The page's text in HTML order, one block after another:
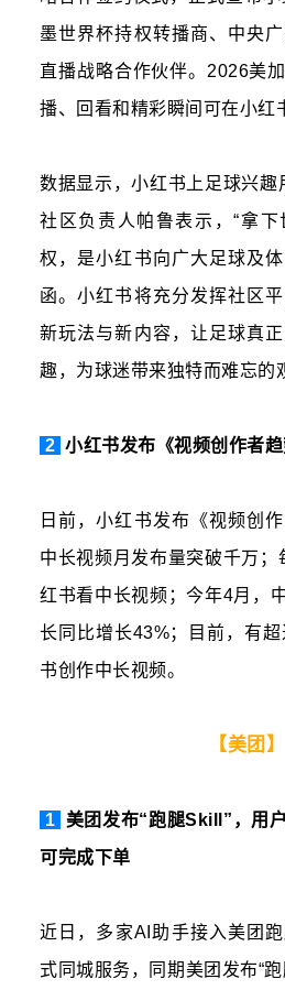
墨世界杯持权转播商、中央
直播战略合作伙伴。2026美
播、回看和精彩瞬间可在小红
数据显示，小红书上足球兴趣
社区负责人帕鲁表示，“拿
权，是小红书向广大足球及
函。小红书将充分发挥社区
新玩法与新内容，让足球真
趣，为球迷带来独特而难忘的
2 小红书发布《视频创作者趋
日前，小红书发布《视频创
中长视频月发布量突破千万；
红书看中长视频；今年4月，
长同比增长43%；目前，有
书创作中长视频。
【美团】
1 美团发布“跑腿Skill”，用
可完成下单
近日，多家AI助手接入美团
式同城服务，同期美团发布“